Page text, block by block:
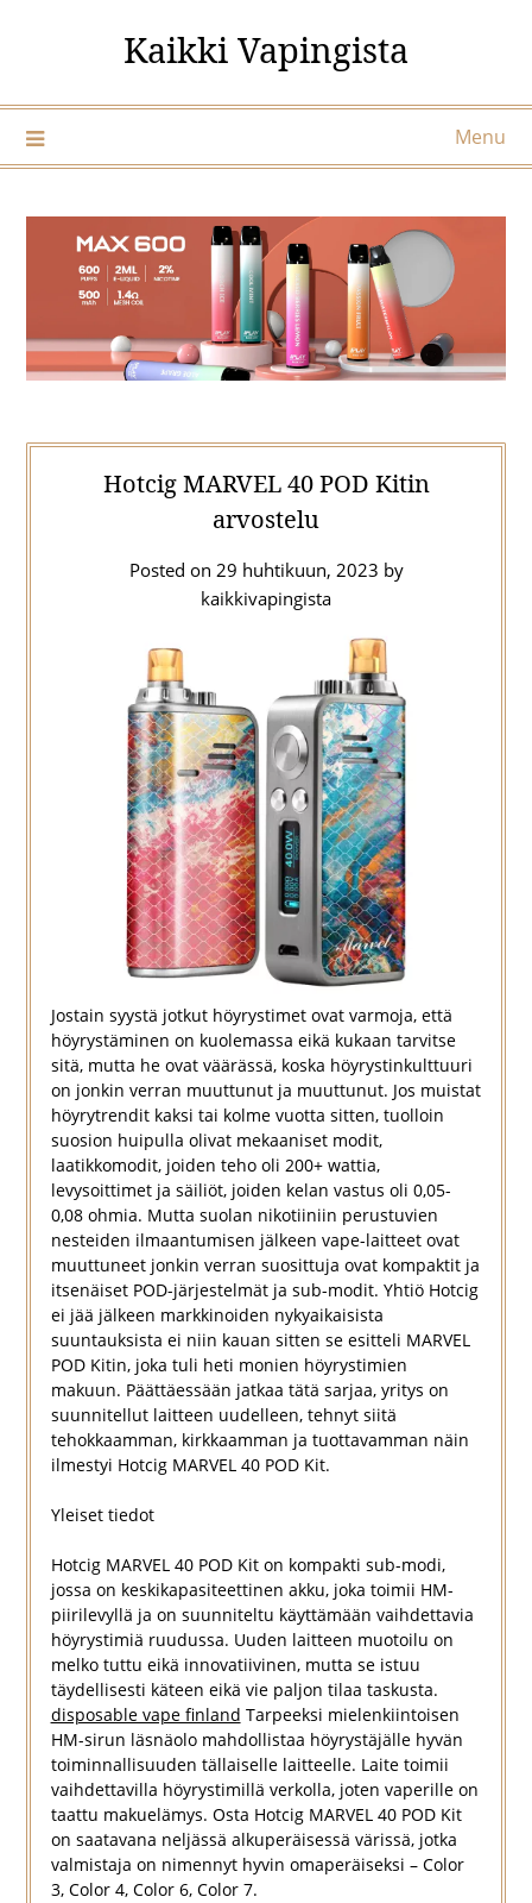
Kaikki Vapingista
Menu
Hotcig MARVEL 40 POD Kitin
arvostelu
Posted on 29 huhtikuun, 2023 by
kaikkivapingista
Jostain syystä jotkut höyrystimet ovat varmoja, että
höyrystäminen on kuolemassa eikä kukaan tarvitse
sitä, mutta he ovat väärässä, koska höyrystinkulttuuri
on jonkin verran muuttunut ja muuttunut. Jos muistat
höyrytrendit kaksi tai kolme vuotta sitten, tuolloin
suosion huipulla olivat mekaaniset modit,
laatikkomodit, joiden teho oli 200+ wattia,
levysoittimet ja säiliöt, joiden kelan vastus oli 0,05-
0,08 ohmia. Mutta suolan nikotiiniin perustuvien
nesteiden ilmaantumisen jälkeen vape-laitteet ovat
muuttuneet jonkin verran suosittuja ovat kompaktit ja
itsenäiset POD-järjestelmät ja sub-modit. Yhtiö Hotcig
ei jää jälkeen markkinoiden nykyaikaisista
suuntauksista ei niin kauan sitten se esitteli MARVEL
POD Kitin, joka tuli heti monien höyrystimien
makuun. Päättäessään jatkaa tätä sarjaa, yritys on
suunnitellut laitteen uudelleen, tehnyt siitä
tehokkaamman, kirkkaamman ja tuottavamman näin
ilmestyi Hotcig MARVEL 40 POD Kit.
Yleiset tiedot
Hotcig MARVEL 40 POD Kit on kompakti sub-modi,
jossa on keskikapasiteettinen akku, joka toimii HM-
piirilevyllä ja on suunniteltu käyttämään vaihdettavia
höyrystimiä ruudussa. Uuden laitteen muotoilu on
melko tuttu eikä innovatiivinen, mutta se istuu
täydellisesti käteen eikä vie paljon tilaa taskusta.
disposable vape finland Tarpeeksi mielenkiintoisen
HM-sirun läsnäolo mahdollistaa höyrystäjälle hyvän
toiminnallisuuden tällaiselle laitteelle. Laite toimii
vaihdettavilla höyrystimillä verkolla, joten vaperille on
taattu makuelämys. Osta Hotcig MARVEL 40 POD Kit
on saatavana neljässä alkuperäisessä värissä, jotka
valmistaja on nimennyt hyvin omaperäiseksi – Color
3, Color 4, Color 6, Color 7.